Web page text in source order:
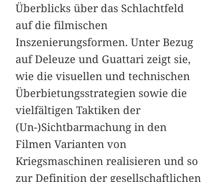
Überblicks über das Schlachtfeld
auf die filmischen
Inszenierungsformen. Unter Bezug
auf Deleuze und Guattari zeigt sie,
wie die visuellen und technischen
Überbietungsstrategien sowie die
vielfältigen Taktiken der
(Un-)Sichtbarmachung in den
Filmen Varianten von
Kriegsmaschinen realisieren und so
zur Definition der gesellschaftlichen